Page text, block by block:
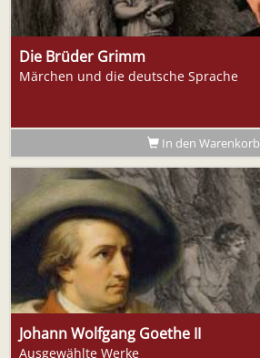
Die Brüder Grimm
Märchen und die deutsche Sprache
In den Warenkorb
Johann Wolfgang Goethe II
Ausgewählte Werke